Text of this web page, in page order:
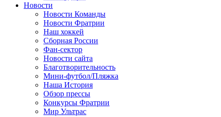
Новости
Новости Команды
Новости Фратрии
Наш хоккей
Сборная России
Фан-cектор
Новости сайта
Благотворительность
Мини-футбол/Пляжка
Наша История
Обзор прессы
Конкурсы Фратрии
Мир Ультрас